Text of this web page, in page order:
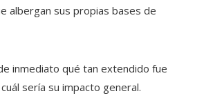
albergan sus propias bases de
inmediato qué tan extendido fue
sería su impacto general.